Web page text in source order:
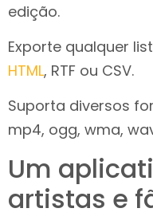
edição.
Exporte qualquer
HTML, RTF ou CSV.
Suporta diversos
mp4, ogg, wma,
Um
artistas e